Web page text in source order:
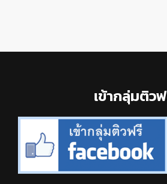
เข้ากลุ่มติว